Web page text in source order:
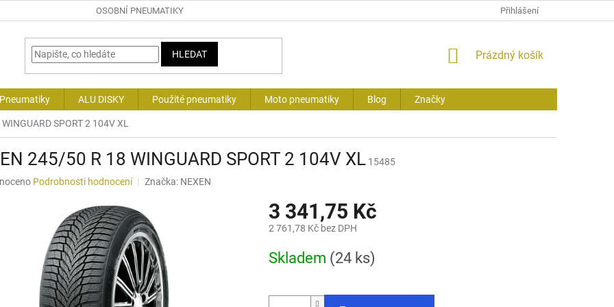
OSOBNÍ PNEUMATIKY Přihlášení
HLEDAT
NÁKUPNÍ
Prázdný košík
ALU DISKY Použité pneumatiky Moto pneumatiky Blog Značky
SPORT 2 104V XL
245/50 R 18 WINGUARD SPORT 2 104V XL 15485
Podrobnosti hodnocení Značka: NEXEN
3 341,75 Kč
2 761,78 Kč bez DPH
cena:
Skladem (24 ks)